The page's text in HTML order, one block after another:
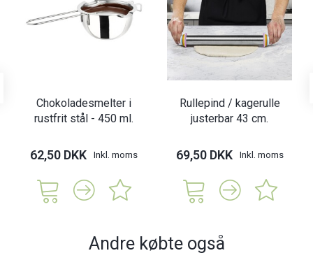
Chokoladesmelter i
rustfrit stål - 450 ml.
62,50 DKK Inkl. moms
Rullepind / kagerulle
justerbar 43 cm.
69,50 DKK Inkl. moms
Andre købte også